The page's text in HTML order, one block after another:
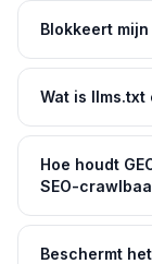
Blokkeert
Wat is llms.txt
Hoe houdt
SEO-
Beschermt